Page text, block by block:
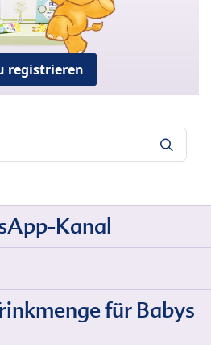
registrieren
Kanal
für Babys